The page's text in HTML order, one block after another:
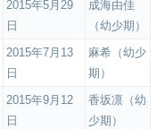
2015年5月29
日
成海由佳
（幼少期）
2015年7月13
日
麻希（幼少
期）
2015年9月12
日
香坂凛（幼
少期）